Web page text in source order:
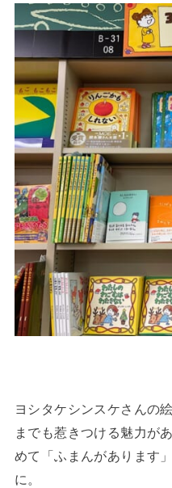
ヨシタケシンスケさんの
までも惹きつける魅力が
めて「ふまんがあります
に。